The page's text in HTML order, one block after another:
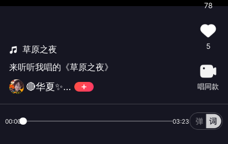
草原之夜
来听听我唱的《草原之夜》
🔴华夏✨玛丽💎⁵⁶⁵¹⁰¹
78
5
唱同款
00:00 03:23